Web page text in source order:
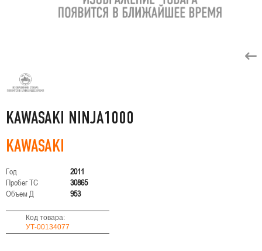
KAWASAKI NINJA1000
KAWASAKI
Год
2011
Пробег ТС
30865
Объем Д
953
Код товара:
УТ-00134077